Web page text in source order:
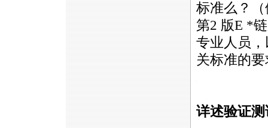
标准么？
第2 版E *
专业人员
关标准的
详述验证